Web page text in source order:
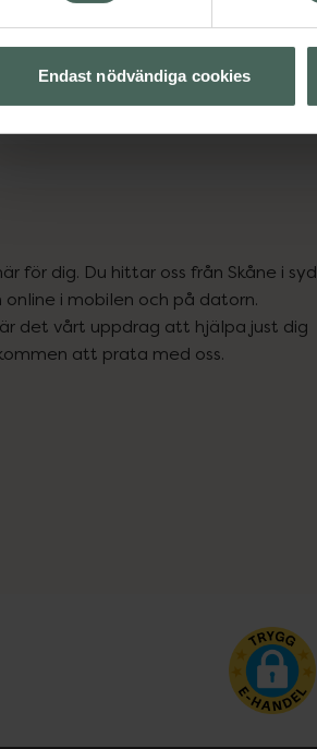
Endast nödvändiga cookies
för dig. Du hittar oss från Skåne i syd
i mobilen och på datorn.
det vårt uppdrag att hjälpa just dig
att prata med oss.